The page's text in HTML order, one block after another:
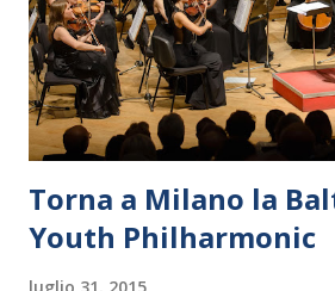
Torna a Milano la
Youth Philharmonic
luglio 31, 2015